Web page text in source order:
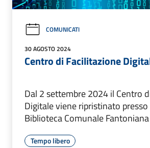
COMUNICATI
30 AGOSTO 2024
Centro di Facilitazione
Dal 2 settembre 2024 il Centro
Digitale viene ripristinato
Biblioteca Comunale Fantoniana
Tempo libero